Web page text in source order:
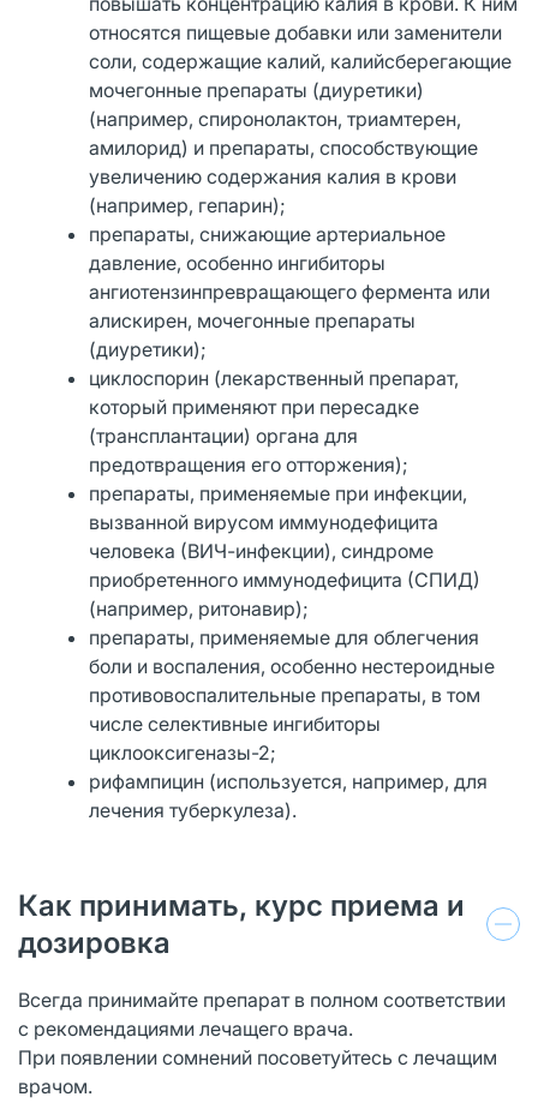
относятся пищевые добавки или заменители
соли, содержащие калий, калийсберегающие
мочегонные препараты (диуретики)
(например, спиронолактон, триамтерен,
амилорид) и препараты, способствующие
увеличению содержания калия в крови
(например, гепарин);
препараты, снижающие артериальное
давление, особенно ингибиторы
ангиотензинпревращающего фермента или
алискирен, мочегонные препараты
(диуретики);
циклоспорин (лекарственный препарат,
который применяют при пересадке
(трансплантации) органа для
предотвращения его отторжения);
препараты, применяемые при инфекции,
вызванной вирусом иммунодефицита
человека (ВИЧ-инфекции), синдроме
приобретенного иммунодефицита (СПИД)
(например, ритонавир);
препараты, применяемые для облегчения
боли и воспаления, особенно нестероидные
противовоспалительные препараты, в том
числе селективные ингибиторы
циклооксигеназы-2;
рифампицин (используется, например, для
лечения туберкулеза).
Как принимать, курс приема и
дозировка
Всегда принимайте препарат в полном соответствии
с рекомендациями лечащего врача.
При появлении сомнений посоветуйтесь с лечащим
врачом.